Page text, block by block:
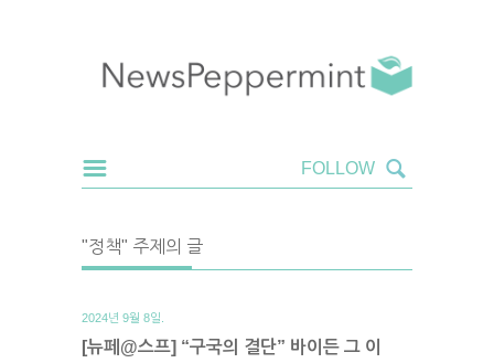
"정책" 주제의 글
2024년 9월 8일.
[뉴페@스프] “구국의 결단” 바이든 그 이